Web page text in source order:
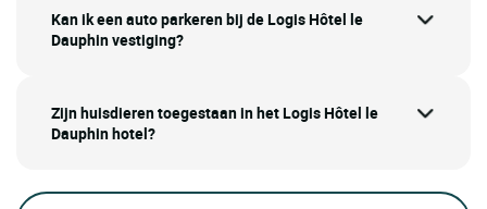
Kan ik een auto parkeren bij de Logis Hôtel le
Dauphin vestiging?
Zijn huisdieren toegestaan in het Logis Hôtel le
Dauphin hotel?